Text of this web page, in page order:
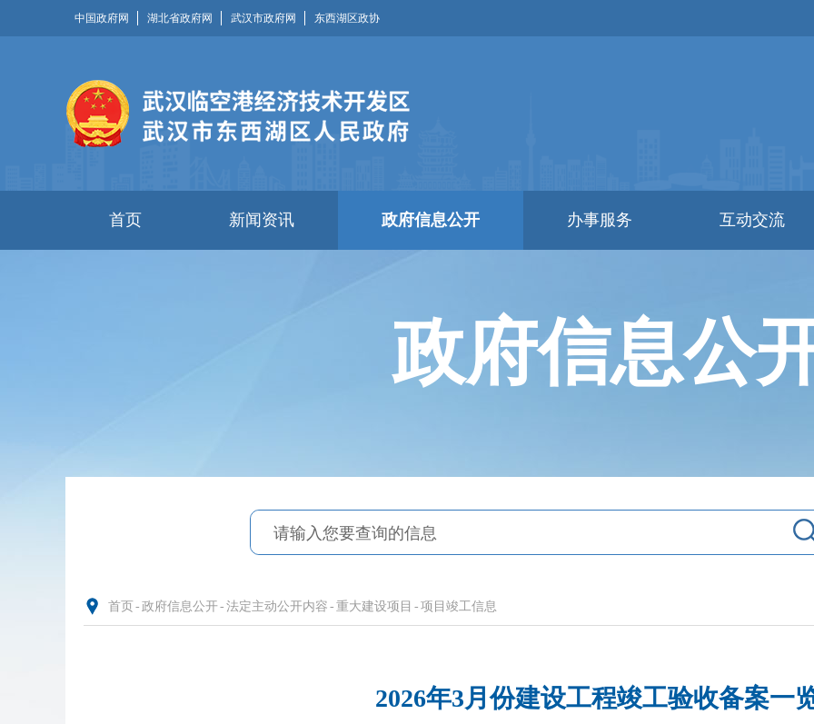
中国政府网 湖北省政府网 武汉市政府网 东西湖区政协
首页 新闻资讯 政府信息公开 办事服务 互动交流
政府信息公
首页 - 政府信息公开- 法定主动公开内容 - 重大建设项目 - 项目竣工信息
2026年3月份建设工程竣工验收备案一